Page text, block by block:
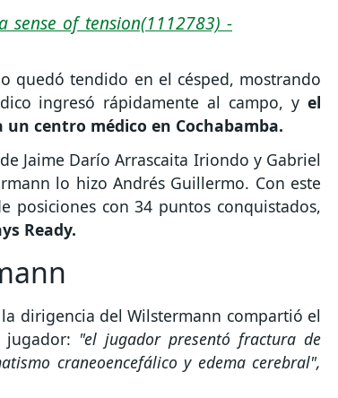
sense of tension(1112783) -
quedó tendido en el césped, mostrando
ingresó rápidamente al campo, y el
centro médico en Cochabamba.
Jaime Darío Arrascaita Iriondo y Gabriel
lo hizo Andrés Guillermo. Con este
posiciones con 34 puntos conquistados,
Ready.
dirigencia del Wilstermann compartió el
"el jugador presentó fractura de
craneoencefálico y edema cerebral",